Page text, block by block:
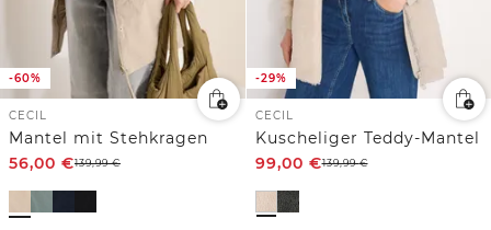
-60%
CECIL
Mantel mit Stehkragen
56,00 €139,99€
-29%
CECIL
Kuscheliger Teddy-Mantel
99,00 €139,99€